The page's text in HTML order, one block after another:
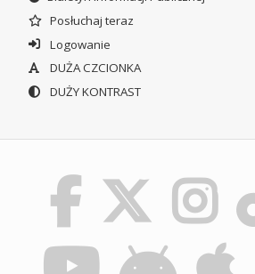
Posłuchaj teraz
Logowanie
DUŻA CZCIONKA
DUŻY KONTRAST